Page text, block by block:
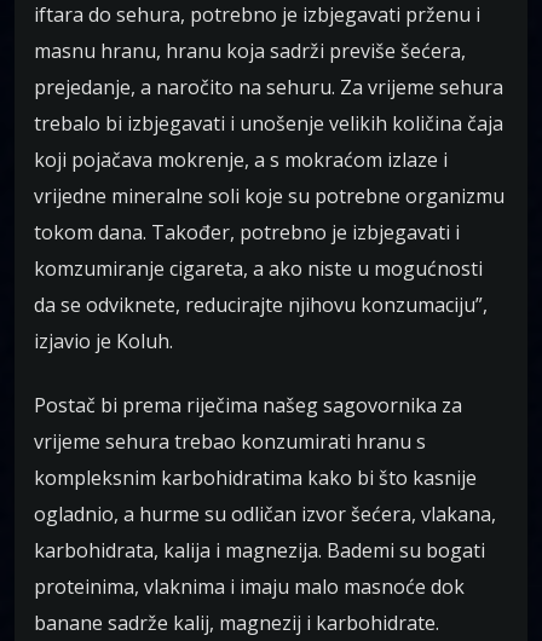
iftara do sehura, potrebno je izbjegavati prženu i
masnu hranu, hranu koja sadrži previše šećera,
prejedanje, a naročito na sehuru. Za vrijeme sehura
trebalo bi izbjegavati i unošenje velikih količina čaja
koji pojačava mokrenje, a s mokraćom izlaze i
vrijedne mineralne soli koje su potrebne organizmu
tokom dana. Također, potrebno je izbjegavati i
komzumiranje cigareta, a ako niste u mogućnosti
da se odviknete, reducirajte njihovu konzumaciju”,
izjavio je Koluh.
Postač bi prema riječima našeg sagovornika za
vrijeme sehura trebao konzumirati hranu s
kompleksnim karbohidratima kako bi što kasnije
ogladnio, a hurme su odličan izvor šećera, vlakana,
karbohidrata, kalija i magnezija. Bademi su bogati
proteinima, vlaknima i imaju malo masnoće dok
banane sadrže kalij, magnezij i karbohidrate.